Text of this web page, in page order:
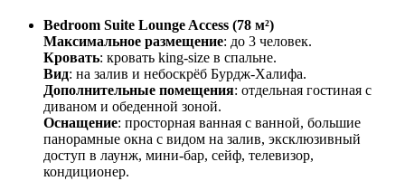
Bedroom Suite Lounge Access (78 м²)
Максимальное размещение: до 3 человек.
Кровать: кровать king-size в спальне.
Вид: на залив и небоскрёб Бурдж-Халифа.
Дополнительные помещения: отдельная гостиная с
диваном и обеденной зоной.
Оснащение: просторная ванная с ванной, большие
панорамные окна с видом на залив, эксклюзивный
доступ в лаунж, мини-бар, сейф, телевизор,
кондиционер.